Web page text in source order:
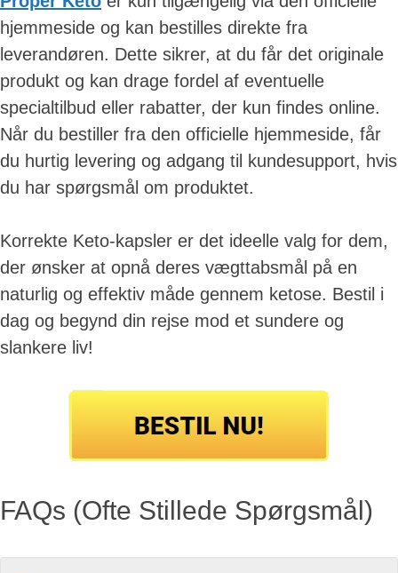
content
hjemmeside og kan bestilles direkte fra
leverandøren. Dette sikrer, at du får det originale
produkt og kan drage fordel af eventuelle
specialtilbud eller rabatter, der kun findes online.
Når du bestiller fra den officielle hjemmeside, får
du hurtig levering og adgang til kundesupport, hvis
du har spørgsmål om produktet.
Korrekte Keto-kapsler er det ideelle valg for dem,
der ønsker at opnå deres vægttabsmål på en
naturlig og effektiv måde gennem ketose. Bestil i
dag og begynd din rejse mod et sundere og
slankere liv!
FAQs (Ofte Stillede Spørgsmål)